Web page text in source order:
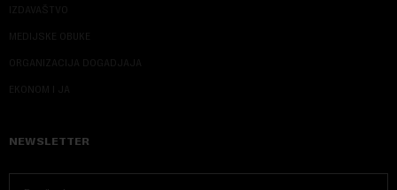
IZDAVAŠTVO
MEDIJSKE OBUKE
ORGANIZACIJA DOGADJAJA
EKONOM I JA
NEWSLETTER